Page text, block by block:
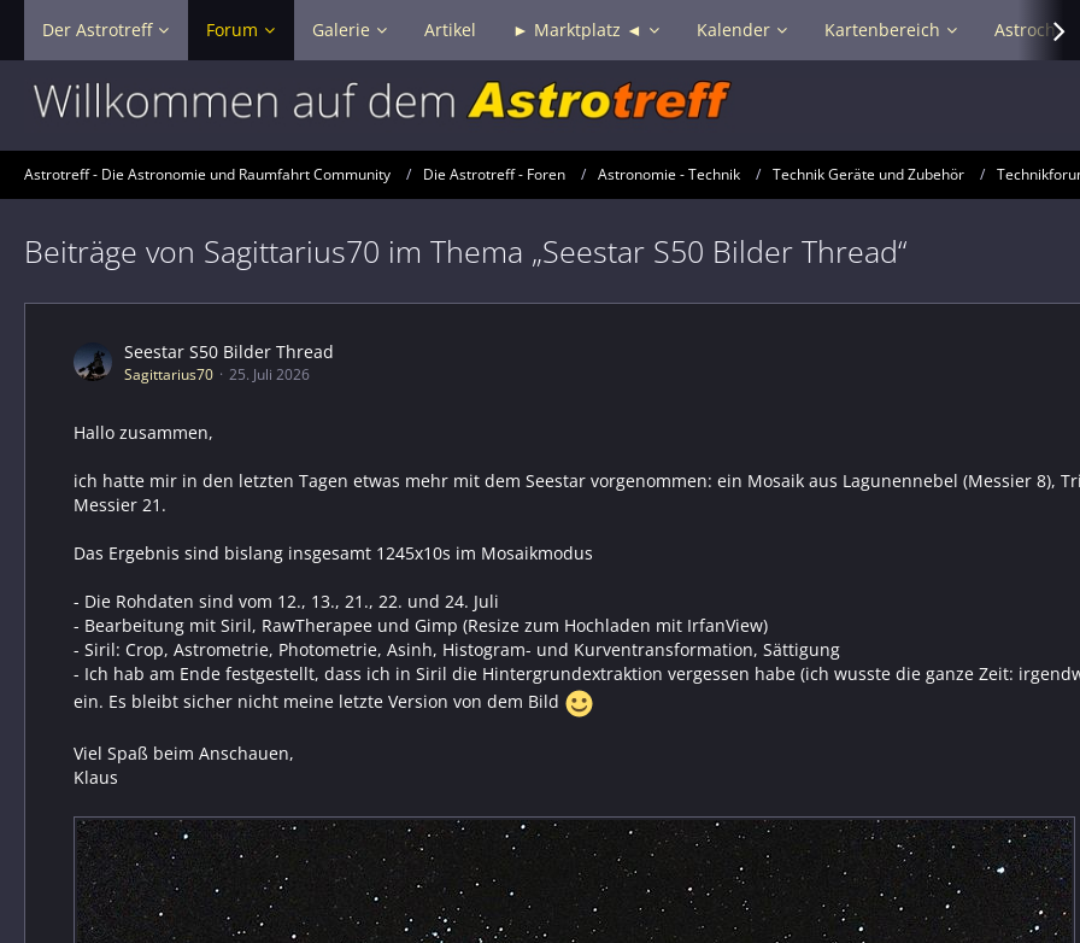
Der Astrotreff Forum Galerie Artikel ► Marktplatz ◄ Kalender Kartenbereich Astrochat
Astrotreff - Die Astronomie und Raumfahrt Community Die Astrotreff - Foren Astronomie - Technik Technik Geräte und Zubehör
Beiträge von Sagittarius70 im Thema „Seestar S50 Bilder Thread“
Seestar S50 Bilder Thread
Sagittarius70 25. Juli 2026
Hallo zusammen,
ich hatte mir in den letzten Tagen etwas mehr mit dem Seestar vorgenommen: ein Mosaik aus Lagunennebel (Messier 8),
Messier 21.
Das Ergebnis sind bislang insgesamt 1245x10s im Mosaikmodus
- Die Rohdaten sind vom 12., 13., 21., 22. und 24. Juli
- Bearbeitung mit Siril, RawTherapee und Gimp (Resize zum Hochladen mit IrfanView)
- Siril: Crop, Astrometrie, Photometrie, Asinh, Histogram- und Kurventransformation, Sättigung
- Ich hab am Ende festgestellt, dass ich in Siril die Hintergrundextraktion vergessen habe (ich wusste die ganze Zeit:
ein. Es bleibt sicher nicht meine letzte Version von dem Bild
Viel Spaß beim Anschauen,
Klaus